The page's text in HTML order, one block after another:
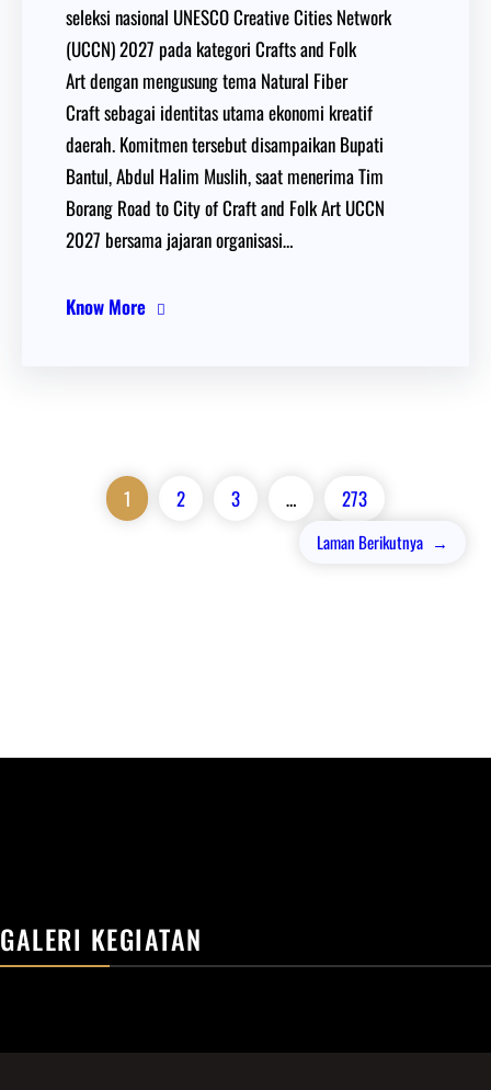
seleksi nasional UNESCO Creative Cities Network
(UCCN) 2027 pada kategori Crafts and Folk
Art dengan mengusung tema Natural Fiber
Craft sebagai identitas utama ekonomi kreatif
daerah. Komitmen tersebut disampaikan Bupati
Bantul, Abdul Halim Muslih, saat menerima Tim
Borang Road to City of Craft and Folk Art UCCN
2027 bersama jajaran organisasi…
Know More
1 2 3 … 273
Laman Berikutnya →
GALERI KEGIATAN